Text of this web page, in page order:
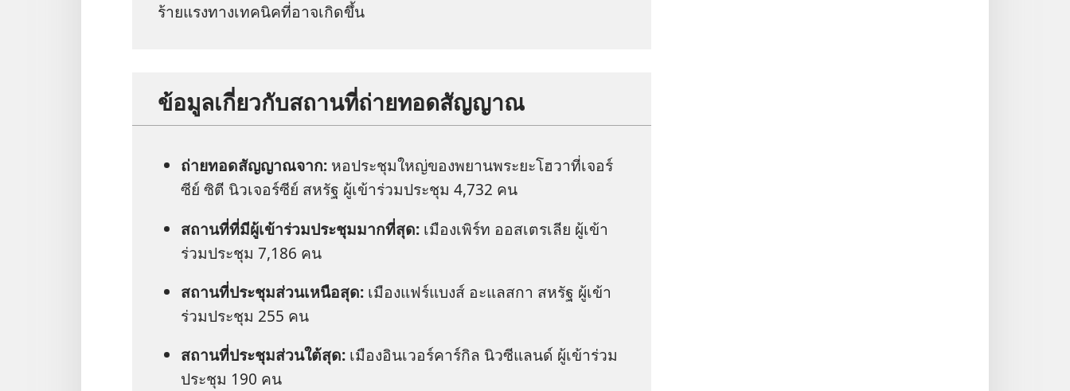
ร้ายแรง​ทาง​เทคนิค​ที่​อาจ​เกิด​ขึ้น
ข้อมูล​เกี่ยว​กับ​สถาน​ที่​ถ่ายทอด​สัญญาณ
ถ่ายทอด​สัญญาณ​จาก:หอ​ประชุม​ใหญ่​ของ​พยาน​พระ​ยะโฮวา​ที่​เจอร์
ซีย์ ซิตี นิวเจอร์ซีย์ สหรัฐ ผู้​เข้า​ร่วม​ประชุม 4,732 คน
สถาน​ที่​ที่​มี​ผู้​เข้า​ร่วม​ประชุม​มาก​ที่​สุด:เมือง​เพิร์ท ออสเตรเลีย ผู้​เข้า​
ร่วม​ประชุม 7,186 คน
สถาน​ที่​ประชุม​ส่วน​เหนือ​สุด:เมือง​แฟร์แบงส์ อะแลสกา สหรัฐ ผู้​เข้า​
ร่วม​ประชุม 255 คน
สถาน​ที่​ประชุม​ส่วน​ใต้​สุด:เมือง​อินเวอร์คาร์กิล นิวซีแลนด์ ผู้​เข้า​ร่วม​
ประชุม 190 คน